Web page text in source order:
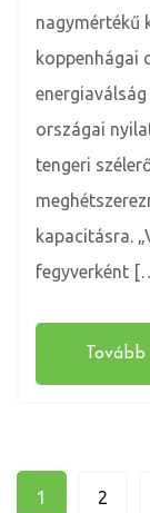
nagymértékű
koppenhágai
országai
tengeri
kapacitásra.
fegyverként
Tovább
1 2